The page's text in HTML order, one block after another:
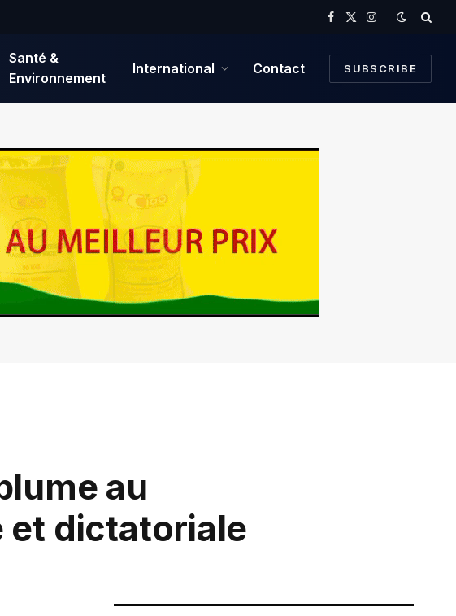
Facebook
X
Instagram
Santé &
Environnement
International Contact SUBSCRIBE
au
et dictatoriale